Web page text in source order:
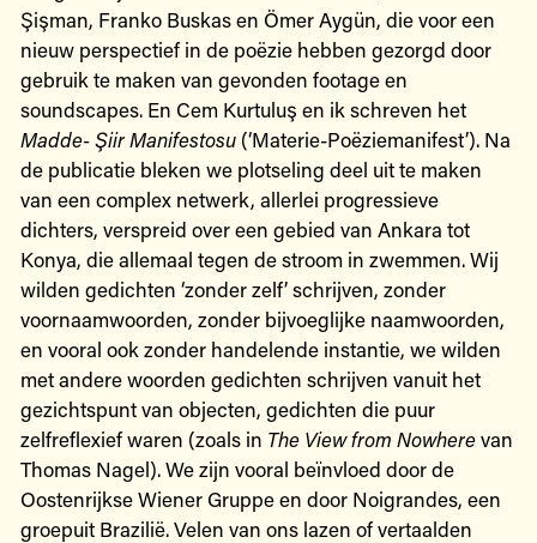
Şişman, Franko Buskas en Ömer Aygün, die voor een
nieuw perspectief in de poëzie hebben gezorgd door
gebruik te maken van gevonden footage en
soundscapes. En Cem Kurtuluş en ik schreven het
Madde- Şiir Manifestosu(‘Materie-Poëziemanifest’). Na
de publicatie bleken we plotseling deel uit te maken
van een complex netwerk, allerlei progressieve
dichters, verspreid over een gebied van Ankara tot
Konya, die allemaal tegen de stroom in zwemmen. Wij
wilden gedichten ‘zonder zelf’ schrijven, zonder
voornaamwoorden, zonder bijvoeglijke naamwoorden,
en vooral ook zonder handelende instantie, we wilden
met andere woorden gedichten schrijven vanuit het
gezichtspunt van objecten, gedichten die puur
zelfreflexief waren (zoals in The View from Nowherevan
Thomas Nagel). We zijn vooral beïnvloed door de
Oostenrijkse Wiener Gruppe en door Noigrandes, een
groepuit Brazilië. Velen van ons lazen of vertaalden